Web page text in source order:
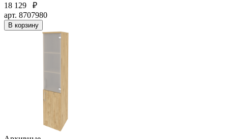
18 129
₽
арт. 8707980
В корзину